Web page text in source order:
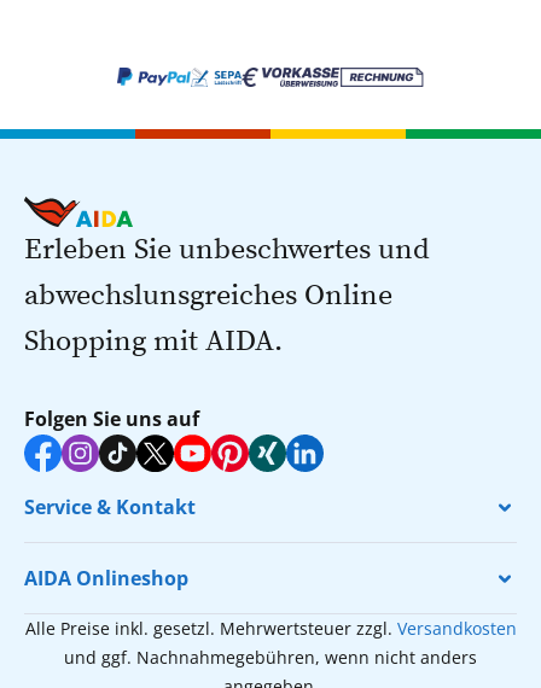
Erleben Sie unbeschwertes und
abwechslunsgreiches Online
Shopping mit AIDA.
Folgen Sie uns auf
Service & Kontakt
AIDA Onlineshop
Alle Preise inkl. gesetzl. Mehrwertsteuer zzgl. Versandkosten
und ggf. Nachnahmegebühren, wenn nicht anders